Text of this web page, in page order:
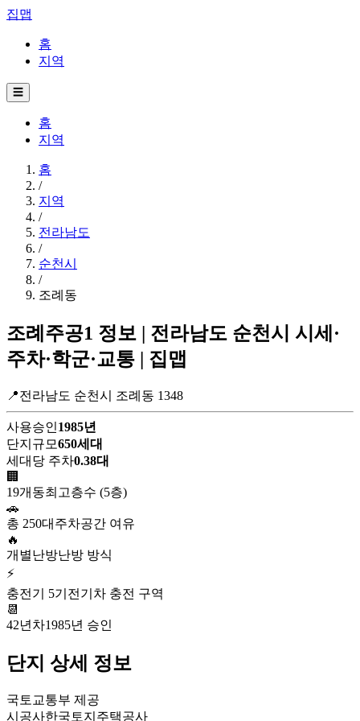
집맵
홈
지역
☰
홈
지역
홈
/
지역
/
전라남도
/
순천시
/
조례동
조례주공1 정보 | 전라남도 순천시 시세·
주차·학군·교통 | 집맵
📍전라남도 순천시 조례동 1348
사용승인1985년
단지규모650세대
세대당 주차0.38대
🏢
19개동최고층수 (5층)
🚗
총 250대 주차공간 여유
🔥
개별난방난방 방식
⚡
충전기 5기 전기차 충전 구역
📆
42년차1985년 승인
단지 상세 정보
국토교통부 제공
시공사한국토지주택공사